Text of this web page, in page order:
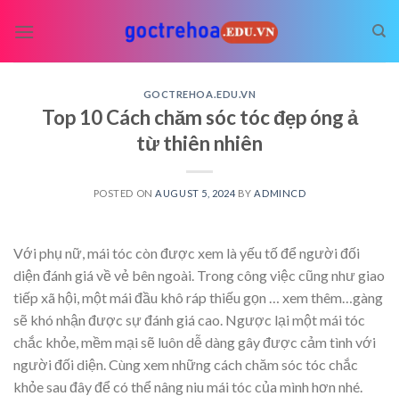
GOCTREHOA.EDU.VN
Top 10 Cách chăm sóc tóc đẹp óng ả
từ thiên nhiên
POSTED ON AUGUST 5, 2024 BY ADMINCD
Với phụ nữ, mái tóc còn được xem là yếu tố để người đối
diện đánh giá về vẻ bên ngoài. Trong công việc cũng như giao
tiếp xã hội, một mái đầu khô ráp thiếu gọn
… xem thêm… gàng
sẽ khó nhận được sự đánh giá cao. Ngược lại một mái tóc
chắc khỏe, mềm mại sẽ luôn dễ dàng gây được cảm tình với
người đối diện. Cùng xem những cách chăm sóc tóc chắc
khỏe sau đây để có thể nâng niu mái tóc của mình hơn nhé.